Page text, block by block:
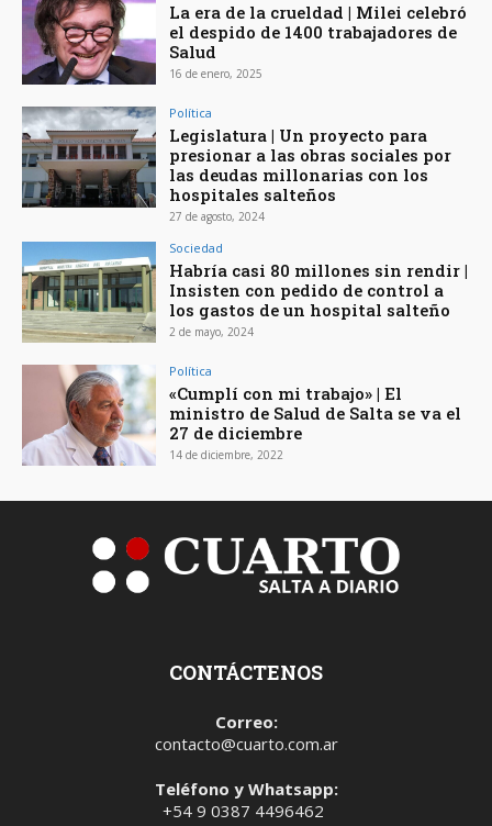
La era de la crueldad | Milei celebró
el despido de 1400 trabajadores de
Salud
16 de enero, 2025
Política
Legislatura | Un proyecto para
presionar a las obras sociales por
las deudas millonarias con los
hospitales salteños
27 de agosto, 2024
Sociedad
Habría casi 80 millones sin rendir |
Insisten con pedido de control a
los gastos de un hospital salteño
2 de mayo, 2024
Política
«Cumplí con mi trabajo» | El
ministro de Salud de Salta se va el
27 de diciembre
14 de diciembre, 2022
CONTÁCTENOS
Correo:
contacto@cuarto.com.ar
Teléfono y Whatsapp:
+54 9 0387 4496462